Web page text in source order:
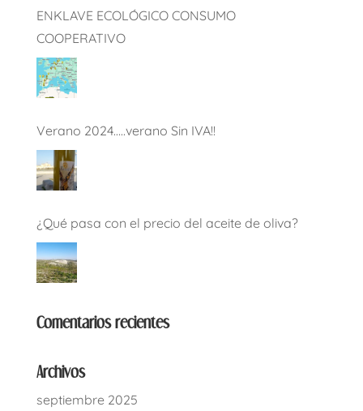
ENKLAVE ECOLÓGICO CONSUMO
COOPERATIVO
Verano 2024…..verano Sin IVA!!
¿Qué pasa con el precio del aceite de oliva?
Comentarios recientes
Archivos
septiembre 2025